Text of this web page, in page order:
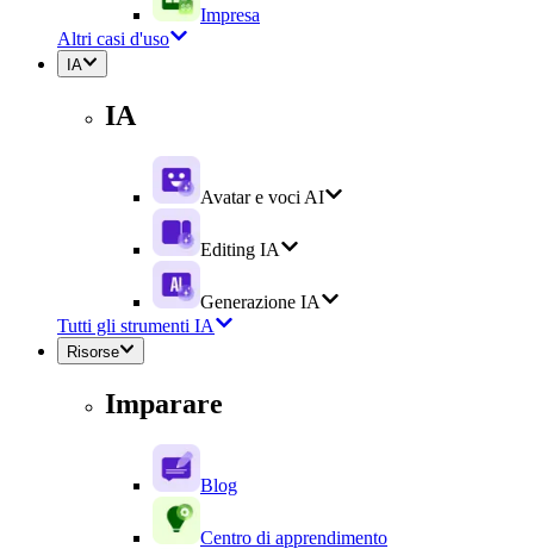
Impresa
Altri casi d'uso
IA
IA
Avatar e voci AI
Editing IA
Generazione IA
Tutti gli strumenti IA
Risorse
Imparare
Blog
Centro di apprendimento